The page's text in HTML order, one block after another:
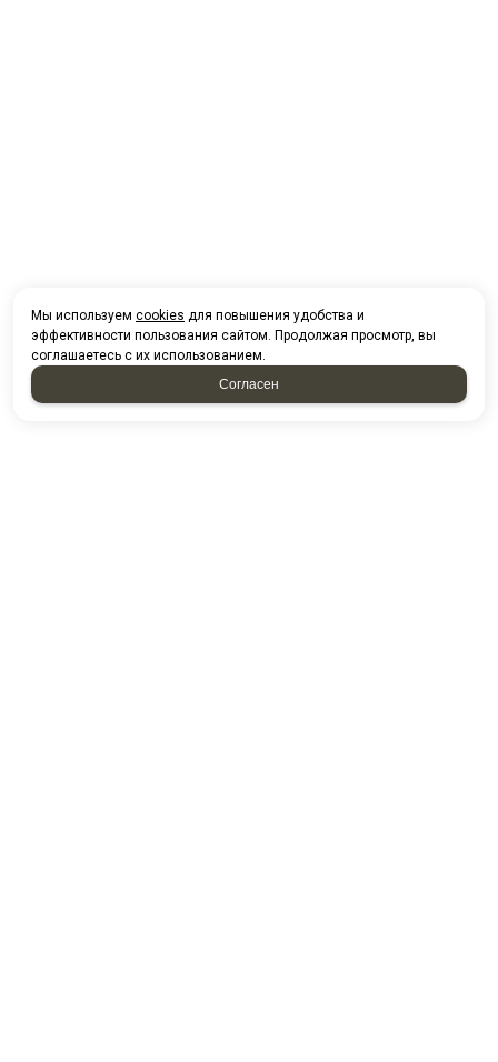
Мы используем cookies для повышения удобства и
эффективности пользования сайтом. Продолжая просмотр, вы
соглашаетесь с их использованием.
Согласен